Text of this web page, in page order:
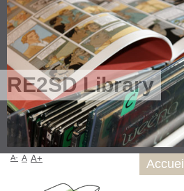
RE2SD Library
Accueil
A- A A+